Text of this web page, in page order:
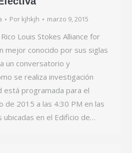
Por kjhkjh marzo 9, 2015
Louis Stokes Alliance for
mejor conocido por sus siglas
un conversatorio y
se realiza investigación
está programada para el
de 2015 a las 4:30 PM en las
ubicadas en el Edificio de…